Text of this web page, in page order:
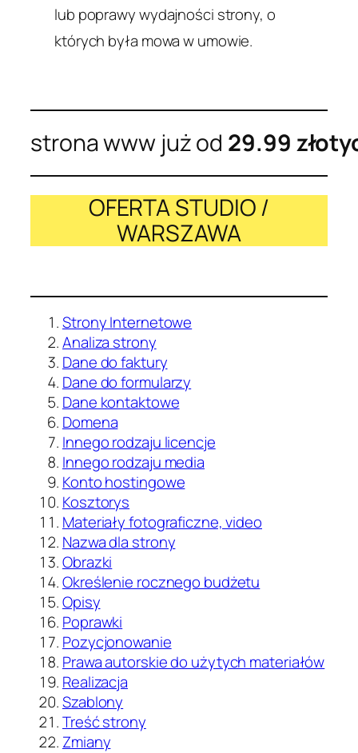
lub poprawy wydajności strony, o
których była mowa w umowie.
strona www już od 29.99
OFERTA STUDIO /
WARSZAWA
Strony Internetowe
Analiza strony
Dane do faktury
Dane do formularzy
Dane kontaktowe
Domena
Innego rodzaju licencje
Innego rodzaju media
Konto hostingowe
Kosztorys
Materiały fotograficzne, video
Nazwa dla strony
Obrazki
Określenie rocznego budżetu
Opisy
Poprawki
Pozycjonowanie
Prawa autorskie do użytych materiałów
Realizacja
Szablony
Treść strony
Zmiany